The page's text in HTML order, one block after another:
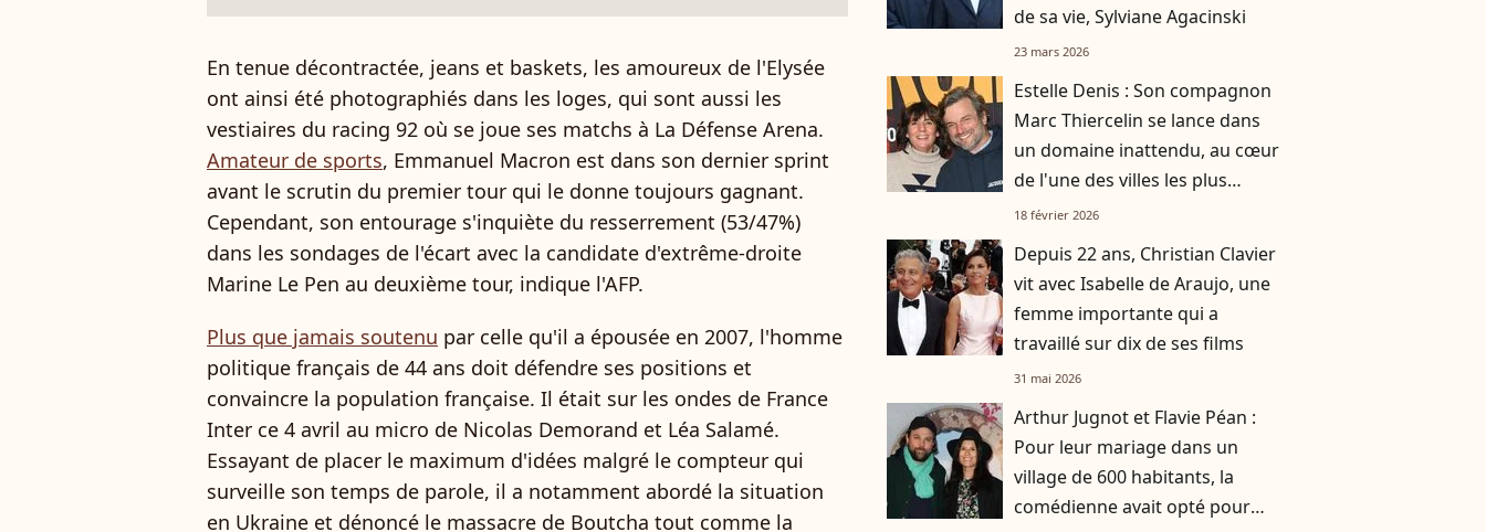
En tenue décontractée, jeans et baskets, les amoureux de l'Elysée
ont ainsi été photographiés dans les loges, qui sont aussi les
vestiaires du racing 92 où se joue ses matchs à La Défense Arena.
Amateur de sports, Emmanuel Macron est dans son dernier sprint
avant le scrutin du premier tour qui le donne toujours gagnant.
Cependant, son entourage s'inquiète du resserrement (53/47%)
dans les sondages de l'écart avec la candidate d'extrême-droite
Marine Le Pen au deuxième tour, indique l'AFP.
Plus que jamais soutenu par celle qu'il a épousée en 2007, l'homme
politique français de 44 ans doit défendre ses positions et
convaincre la population française. Il était sur les ondes de France
Inter ce 4 avril au micro de Nicolas Demorand et Léa Salamé.
Essayant de placer le maximum d'idées malgré le compteur qui
surveille son temps de parole, il a notamment abordé la situation
en Ukraine et dénoncé le massacre de Boutcha tout comme la
de sa vie, Sylviane Agacinski
23 mars 2026
Estelle Denis : Son compagnon
Marc Thiercelin se lance dans
un domaine inattendu, au cœur
de l'une des villes les plus
ensoleillées de France
18 février 2026
Depuis 22 ans, Christian Clavier
vit avec Isabelle de Araujo, une
femme importante qui a
travaillé sur dix de ses films
31 mai 2026
Arthur Jugnot et Flavie Péan :
Pour leur mariage dans un
village de 600 habitants, la
comédienne avait opté pour